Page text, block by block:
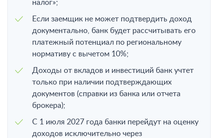
налог»;
Если заемщик не может подтвердить доход
документально, банк будет рассчитывать его
платежный потенциал по региональному
нормативу с вычетом 10%;
Доходы от вкладов и инвестиций банк учтет
только при наличии подтверждающих
документов (справки из банка или отчета
брокера);
С 1 июля 2027 года банки перейдут на оценку
доходов исключительно через